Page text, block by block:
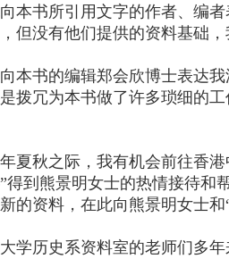
书所引用文字的作者、编者
但没有他们提供的资料基础
书的编辑郑会欣博士表达我
拨冗为本书做了许多琐细的
秋之际，我有机会前往香港
得到熊景明女士的热情接待和
的资料，在此向熊景明女士
历史系资料室的老师们多年